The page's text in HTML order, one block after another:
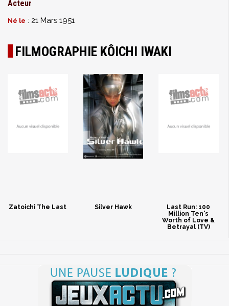
Acteur
Né le : 21 Mars 1951
FILMOGRAPHIE KÔICHI IWAKI
Zatoichi The Last Silver Hawk
Last Run: 100
Million Ten's
Worth of Love &
Betrayal (TV)